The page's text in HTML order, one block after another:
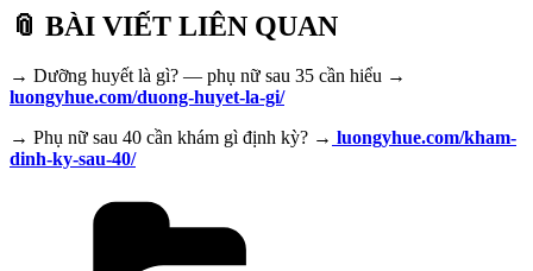
📎 BÀI VIẾT LIÊN QUAN
→ Dưỡng huyết là gì? — phụ nữ sau 35 cần hiểu →
luongyhue.com/duong-huyet-la-gi/
→ Phụ nữ sau 40 cần khám gì định kỳ? → luongyhue.com/kham-
dinh-ky-sau-40/